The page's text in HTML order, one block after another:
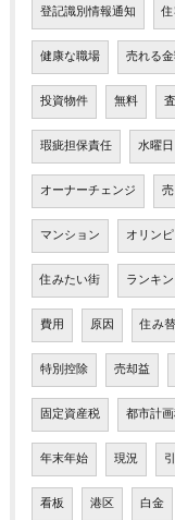
登記識別情報通知
健康な職場 売れる
投資物件 無料
瑕疵担保責任 水曜日
オーナーチェンジ
マンション オリン
住みたい街 ランキ
費用 原因 住み
特別控除 売却益
固定資産税 都市計
年末年始 現況
看板 港区 白金